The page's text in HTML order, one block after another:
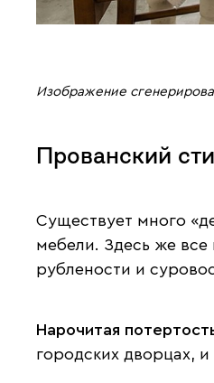
Изображение
Прованский
Существует много
мебели. Здесь же
рублености и
Нарочитая
городских дворцах,